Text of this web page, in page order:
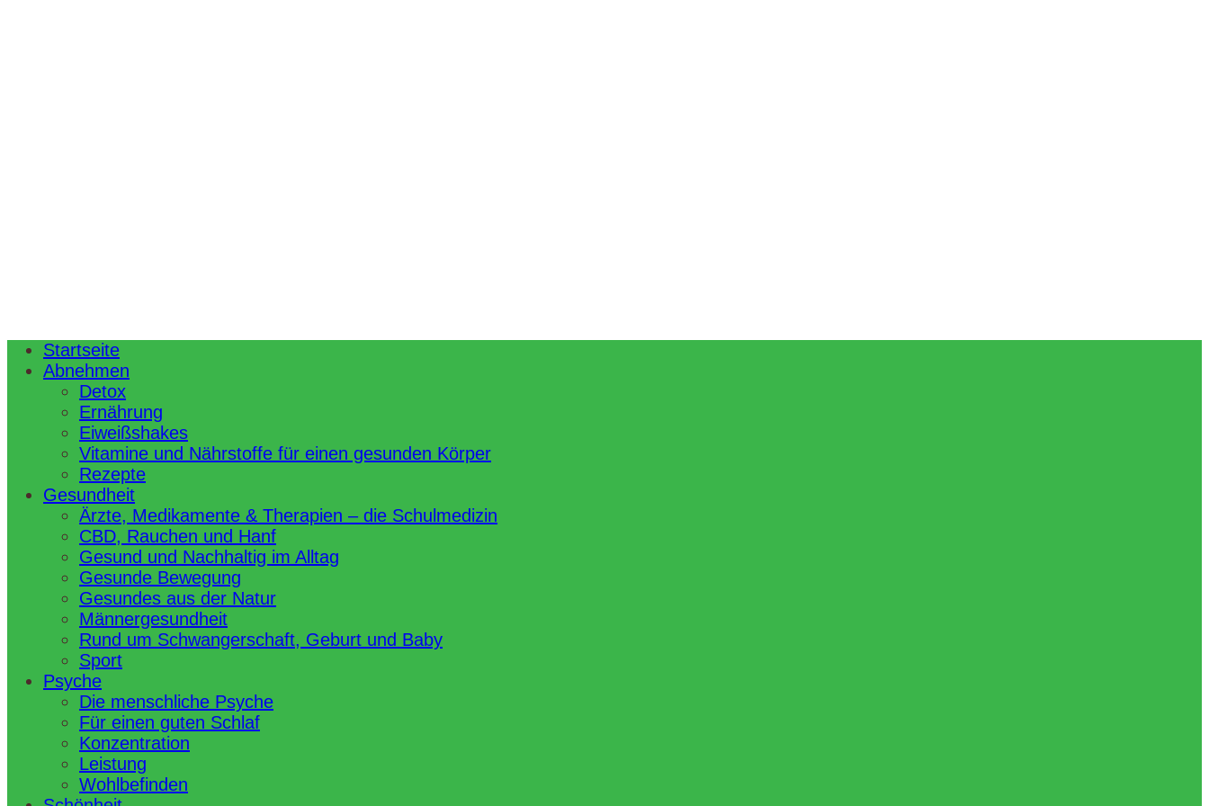
Startseite
Abnehmen
Detox
Ernährung
Eiweißshakes
Vitamine und Nährstoffe für einen gesunden Körper
Rezepte
Gesundheit
Ärzte, Medikamente & Therapien – die Schulmedizin
CBD, Rauchen und Hanf
Gesund und Nachhaltig im Alltag
Gesunde Bewegung
Gesundes aus der Natur
Männergesundheit
Rund um Schwangerschaft, Geburt und Baby
Sport
Psyche
Die menschliche Psyche
Für einen guten Schlaf
Konzentration
Leistung
Wohlbefinden